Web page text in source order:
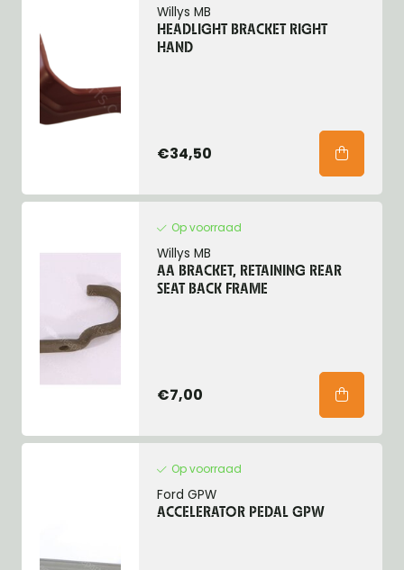
Willys MB
HEADLIGHT BRACKET RIGHT
HAND
€34,50
Op voorraad
Willys MB
AA BRACKET, RETAINING REAR
SEAT BACK FRAME
€7,00
Op voorraad
Ford GPW
ACCELERATOR PEDAL GPW